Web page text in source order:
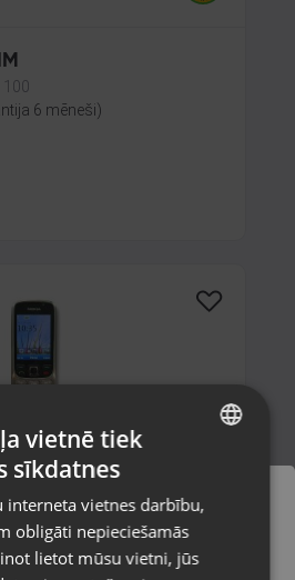
100
6 mēneši)
(RM-638)
8
(Garantija 14 dienas)
piegādāti uz
RUSSIAN
vietnē tiek
sīkdatnes
interneta vietnes darbību,
obligāti nepieciešamās
lietot mūsu vietni, jūs